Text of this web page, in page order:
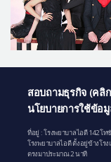
สอบถามธุรกิจ (คลิ
นโยบายการใช้ข้อ
ที่อยู่ : โรงพยาบาลไอดี 142 โ
โรงพยาบาลไอดี ตั้งอยู่ข้างโร
ตรงมาประมาณ 2 นาที